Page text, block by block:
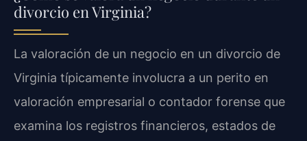
divorcio en Virginia?
La valoración de un negocio en un divorcio de
Virginia típicamente involucra a un perito en
valoración empresarial o contador forense que
examina los registros financieros, estados de